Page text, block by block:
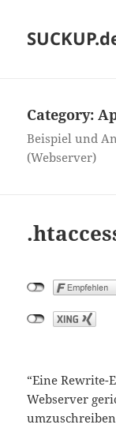
Category:
Beispiel und
(Webserver)
“Eine Rewrite-
Webserver